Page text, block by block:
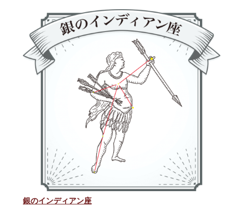
銀のインディアン座